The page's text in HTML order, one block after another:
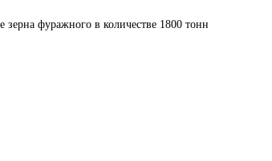
зерна фуражного в количестве 1800 тонн